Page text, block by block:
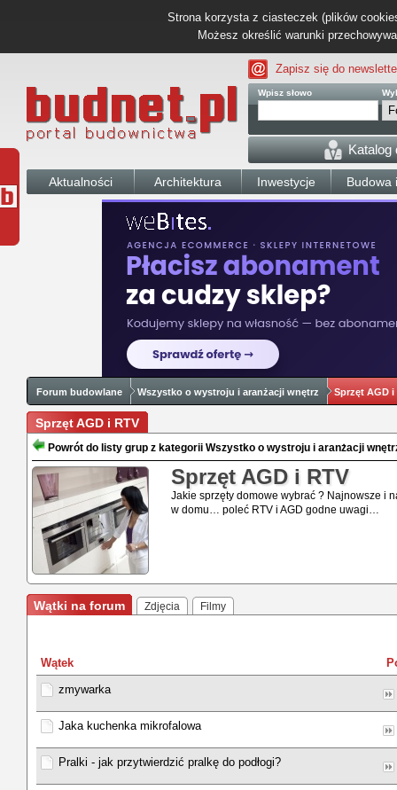
Strona korzysta z ciasteczek (plików
Możesz określić warunki
Zapisz się do
Wpisz słowo
Katalog
Aktualności Architektura Inwestycje Budowa
Forum budowlane Wszystko o wystroju i aranżacji wnętrz Sprzęt AGD i
Sprzęt AGD i RTV
Powrót do listy grup z kategorii Wszystko o wystroju i aranżacji
Sprzęt AGD i RTV
Jakie sprzęty domowe wybrać ? Najnowsze i
w domu… poleć RTV i AGD godne uwagi…
Wątki na forum Zdjęcia Filmy
Wątek
zmywarka
Jaka kuchenka mikrofalowa
Pralki - jak przytwierdzić pralkę do podłogi?